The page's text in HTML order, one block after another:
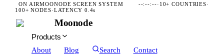
ON AIRMOONODE SCREEN SYSTEM --:--:--· 10+ COUNTRIES·
100+ NODES·LATENCY 0.4s
Moonode
Products
About
Blog Search Contact